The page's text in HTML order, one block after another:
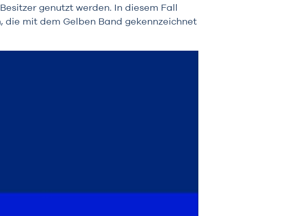
genutzt werden. In diesem Fall
die mit dem Gelben Band gekennzeichnet